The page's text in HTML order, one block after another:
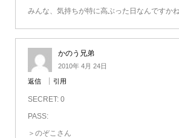
みんな、気持ちが特に高ぶった日なんですか
かのう兄弟
2010年 4月 24日
返信 引用
SECRET: 0
PASS:
＞のぞこさん